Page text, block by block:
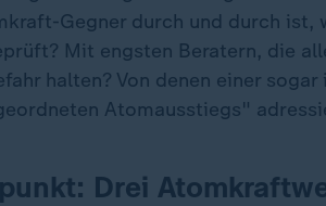
Gegner durch und durch
Mit engsten Beratern, die
halten? Von denen einer
Atomausstiegs"
Drei